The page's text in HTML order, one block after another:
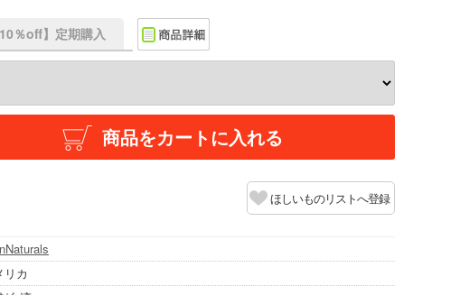
10％off】定期購入
商品をカートに入れる
ほしいものリストへ登録
リカ